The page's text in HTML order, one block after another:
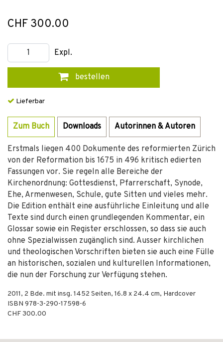
CHF 300.00
Expl.
bestellen
Lieferbar
Zum Buch Downloads Autorinnen & Autoren
Erstmals liegen 400 Dokumente des reformierten Zürich
von der Reformation bis 1675 in 496 kritisch edierten
Fassungen vor. Sie regeln alle Bereiche der
Kirchenordnung: Gottesdienst, Pfarrerschaft, Synode,
Ehe, Armenwesen, Schule, gute Sitten und vieles mehr.
Die Edition enthält eine ausführliche Einleitung und alle
Texte sind durch einen grundlegenden Kommentar, ein
Glossar sowie ein Register erschlossen, so dass sie auch
ohne Spezialwissen zugänglich sind. Ausser kirchlichen
und theologischen Vorschriften bieten sie auch eine Fülle
an historischen, sozialen und kulturellen Informationen,
die nun der Forschung zur Verfügung stehen.
2011, 2 Bde. mit insg. 1452 Seiten, 16.8 x 24.4 cm, Hardcover
ISBN 978-3-290-17598-6
CHF 300.00